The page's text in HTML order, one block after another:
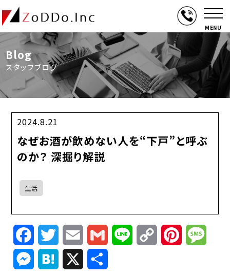
MENU
Blog
スタッフブログ
2024.8.21
なぜお酒が飲めない人を“下戸”と呼ぶ
のか？ 深掘り解説
生活
FacebookTwitterEmail Gmail Line
Copy
Link
Pinterest
Messenger
Hatena